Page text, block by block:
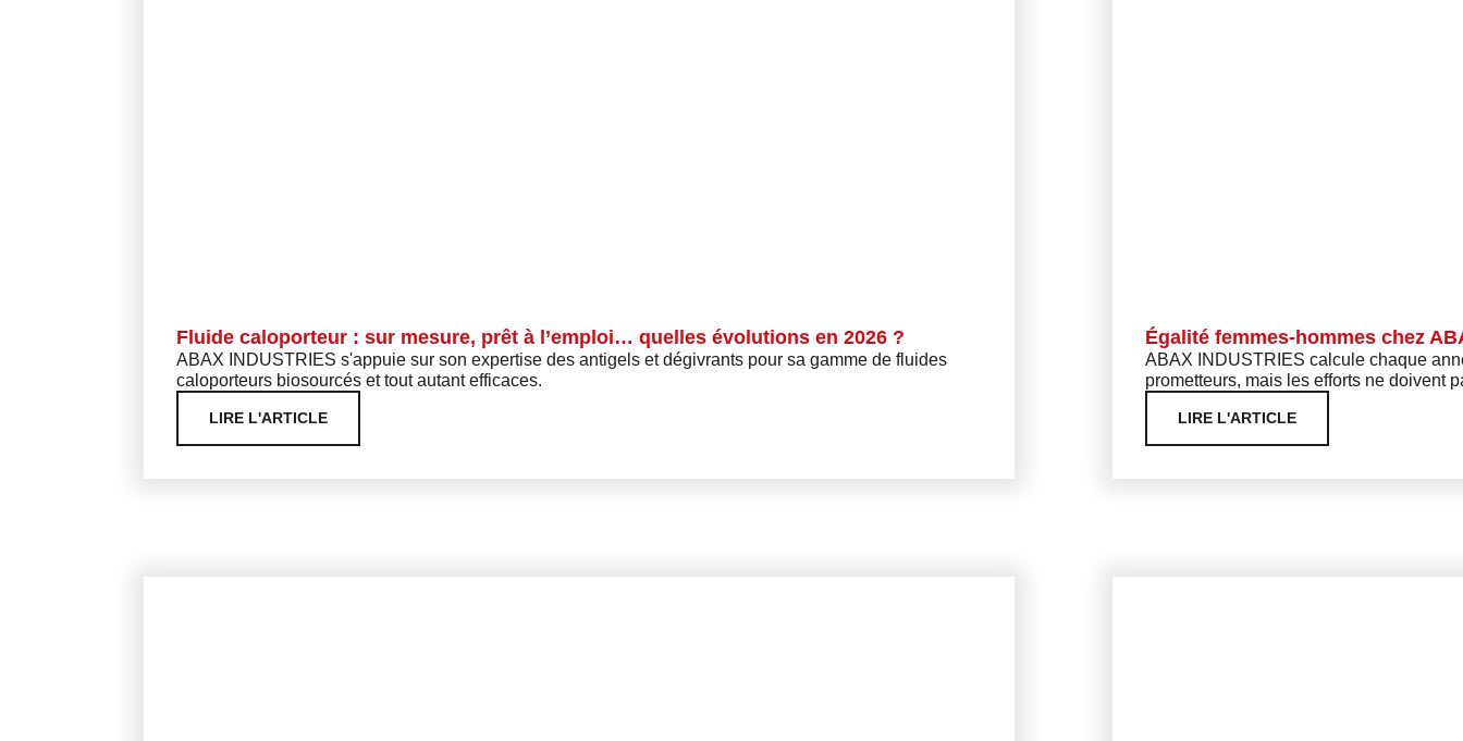
Fluide caloporteur : sur mesure, prêt à l’emploi… quelles évolutions en 2026 ?
ABAX INDUSTRIES s'appuie sur son expertise des antigels et dégivrants pour sa gamme de fluides
caloporteurs biosourcés et tout autant efficaces.
LIRE L'ARTICLE
Égalité femmes-hommes chez
ABAX INDUSTRIES calcule chaque
prometteurs, mais les efforts ne doivent
LIRE L'ARTICLE